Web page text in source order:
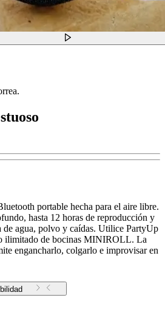
portable hecha para el aire libre.
hasta 12 horas de reproducción y
de agua, polvo y caídas. Utilice PartyUp
ilimitado de bocinas MINIROLL. La
engancharlo, colgarlo e improvisar en